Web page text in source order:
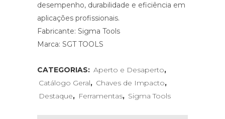
desempenho, durabilidade e eficiência em
aplicações profissionais.
Fabricante: Sigma Tools
Marca: SGT TOOLS
CATEGORIAS: Aperto e Desaperto,
Catálogo Geral, Chaves de Impacto,
Destaque, Ferramentas, Sigma Tools